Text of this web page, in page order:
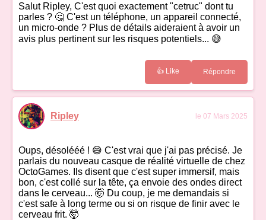
Salut Ripley, C'est quoi exactement "cetruc" dont tu
parles ? 🤔 C'est un téléphone, un appareil connecté,
un micro-onde ? Plus de détails aideraient à avoir un
avis plus pertinent sur les risques potentiels... 😅
👍 Like Répondre
Ripley le 07 Mars 2025
Oups, désolééé ! 😅 C'est vrai que j'ai pas précisé. Je
parlais du nouveau casque de réalité virtuelle de chez
OctoGames. Ils disent que c'est super immersif, mais
bon, c'est collé sur la tête, ça envoie des ondes direct
dans le cerveau... 🤯 Du coup, je me demandais si
c'est safe à long terme ou si on risque de finir avec le
cerveau frit. 🤯